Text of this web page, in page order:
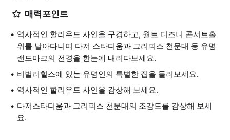
매력포인트
역사적인 할리우드 사인을 구경하고, 월트 디즈니 콘서트홀
위를 날아다니며 다저 스타디움과 그리피스 천문대 등 유명
랜드마크의 전경을 한눈에 내려다보세요.
비벌리힐스에 있는 유명인의 특별한 집을 둘러보세요.
역사적인 할리우드 사인을 감상해 보세요.
다저스타디움과 그리피스 천문대의 조감도를 감상해 보세
요.